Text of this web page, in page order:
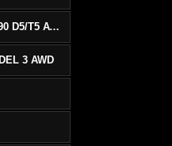
VOLVO > XC90 D5/T5 AWD
3 AWD